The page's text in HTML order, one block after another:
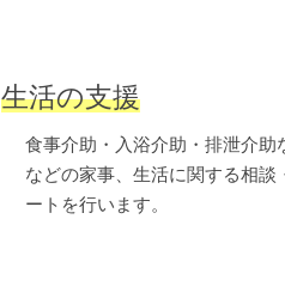
生活の支援
食事介助・入浴介助・排泄介
などの家事、生活に関する相
ートを行います。